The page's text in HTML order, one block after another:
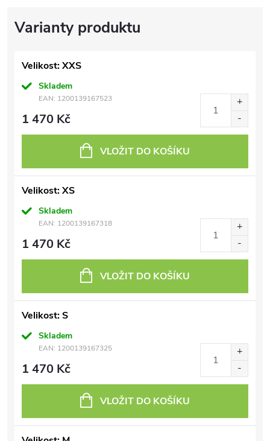
Velikost: XXS
Skladem
EAN: 1200139167523
1 470 Kč
VLOŽIT DO KOŠÍKU
Velikost: XS
Skladem
EAN: 1200139167318
1 470 Kč
VLOŽIT DO KOŠÍKU
Velikost: S
Skladem
EAN: 1200139167325
1 470 Kč
VLOŽIT DO KOŠÍKU